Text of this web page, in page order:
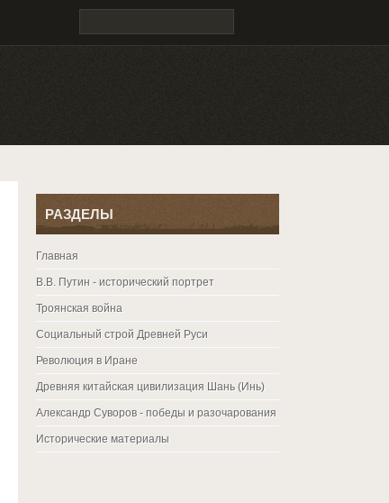
РАЗДЕЛЫ
Главная
В.В. Путин - исторический портрет
Троянская война
Социальный строй Древней Руси
Революция в Иране
Древняя китайская цивилизация Шань (Инь)
Александр Суворов - победы и разочарования
Исторические материалы